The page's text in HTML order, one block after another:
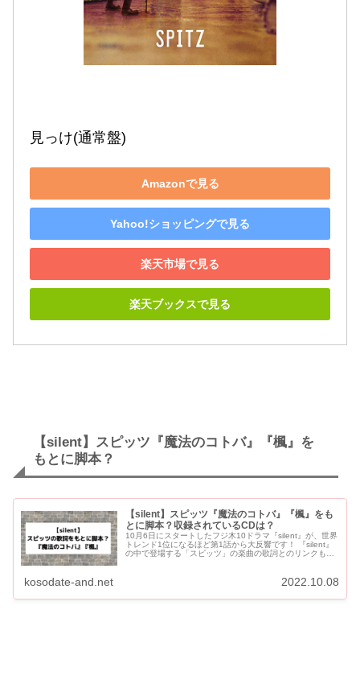
見っけ(通常盤)
Amazonで見る
Yahoo!ショッピングで見る
楽天市場で見る
楽天ブックスで見る
【silent】スピッツ『魔法のコトバ』『楓』を
もとに脚本？
【silent】スピッツ『魔法のコトバ』『楓』をも
とに脚本？収録されているCDは？
10月6日にスタートしたフジ木10ドラマ『silent』が、世界
トレンド1位になるほど第1話から大反響です！ 『silent』
の中で登場する「スピッツ」の楽曲の歌詞とのリンクも話
kosodate-and.net 2022.10.08